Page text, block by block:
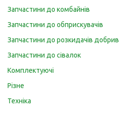
Запчастини до комбайнів
Запчастини до обприскувачів
Запчастини до розкидачів добрив
Запчастини до сівалок
Комплектуючі
Різне
Техніка